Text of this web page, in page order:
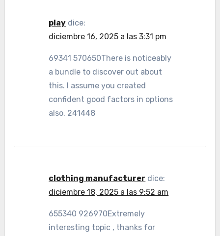
play dice:
diciembre 16, 2025 a las 3:31 pm
69341 570650There is noticeably
a bundle to discover out about
this. I assume you created
confident good factors in options
also. 241448
clothing manufacturer dice:
diciembre 18, 2025 a las 9:52 am
655340 926970Extremely
interesting topic , thanks for